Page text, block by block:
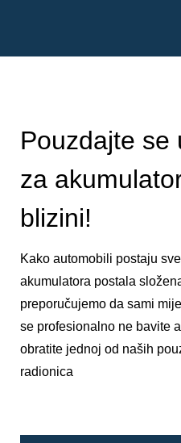
Pouzdajte se
za
blizini!
Kako automobili postaju
akumulatora postala
preporučujemo da sami
se profesionalno ne bavite
obratite jednoj od naših
radionica